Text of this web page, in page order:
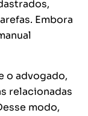
Embora
o advogado,
relacionadas
modo,